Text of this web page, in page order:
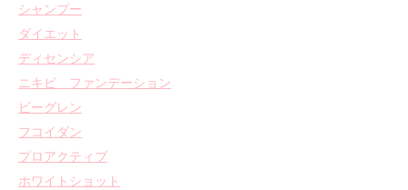
シャンプー
ダイエット
ディセンシア
ニキビ ファンデーション
ビーグレン
フコイダン
プロアクティブ
ホワイトショット